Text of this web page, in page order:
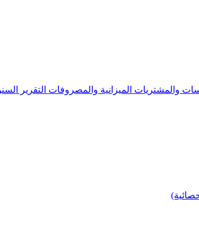
والمشتريات الميزانية والمصروفات التقرير